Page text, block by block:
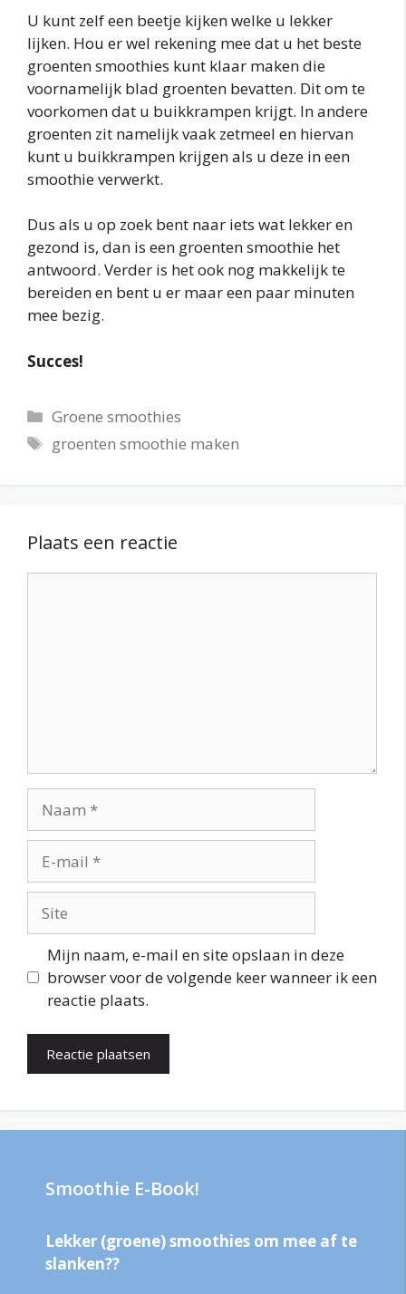
U kunt zelf een beetje kijken welke u lekker
lijken. Hou er wel rekening mee dat u het beste
groenten smoothies kunt klaar maken die
voornamelijk blad groenten bevatten. Dit om te
voorkomen dat u buikkrampen krijgt. In andere
groenten zit namelijk vaak zetmeel en hiervan
kunt u buikkrampen krijgen als u deze in een
smoothie verwerkt.
Dus als u op zoek bent naar iets wat lekker en
gezond is, dan is een groenten smoothie het
antwoord. Verder is het ook nog makkelijk te
bereiden en bent u er maar een paar minuten
mee bezig.
Succes!
Categorieën
Groene smoothies
Tags
groenten smoothie maken
Plaats een reactie
mail
Mijn naam, e-mail en site opslaan in deze
browser voor de volgende keer wanneer ik een
reactie plaats.
Smoothie E-Book!
Lekker (groene) smoothies om mee af te
slanken??